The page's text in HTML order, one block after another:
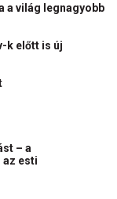
a világ legnagyobb
k előtt is új
– a
esti